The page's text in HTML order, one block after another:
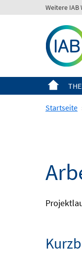
zum
Weitere IAB
Startseite